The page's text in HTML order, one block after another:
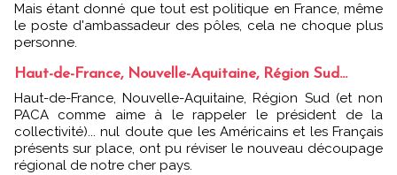
Mais étant donné que tout est politique en France, même
le poste d'ambassadeur des pôles, cela ne choque plus
personne.
Haut-de-France, Nouvelle-Aquitaine, Région Sud...
Haut-de-France, Nouvelle-Aquitaine, Région Sud (et non
PACA comme aime à le rappeler le président de la
collectivité)... nul doute que les Américains et les Français
présents sur place, ont pu réviser le nouveau découpage
régional de notre cher pays.